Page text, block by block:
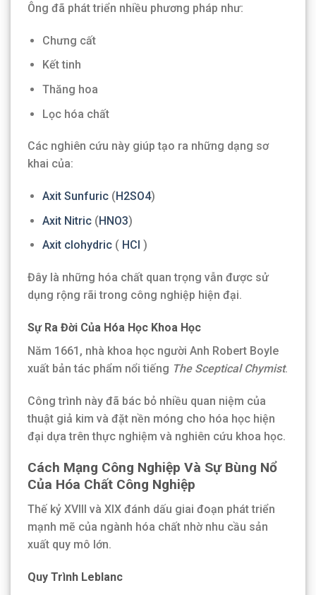
Ông đã phát triển nhiều phương pháp như:
Chưng cất
Kết tinh
Thăng hoa
Lọc hóa chất
Các nghiên cứu này giúp tạo ra những dạng sơ
khai của:
Axit Sunfuric(H2SO4)
Axit Nitric(HNO3)
Axit clohydric( HCl )
Đây là những hóa chất quan trọng vẫn được sử
dụng rộng rãi trong công nghiệp hiện đại.
Sự Ra Đời Của Hóa Học Khoa Học
Năm 1661, nhà khoa học người Anh Robert Boyle
xuất bản tác phẩm nổi tiếng The Sceptical Chymist.
Công trình này đã bác bỏ nhiều quan niệm của
thuật giả kim và đặt nền móng cho hóa học hiện
đại dựa trên thực nghiệm và nghiên cứu khoa học.
Cách Mạng Công Nghiệp Và Sự Bùng Nổ
Của Hóa Chất Công Nghiệp
Thế kỷ XVIII và XIX đánh dấu giai đoạn phát triển
mạnh mẽ của ngành hóa chất nhờ nhu cầu sản
xuất quy mô lớn.
Quy Trình Leblanc